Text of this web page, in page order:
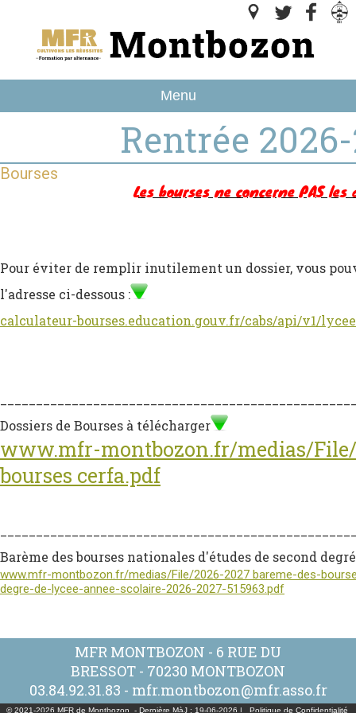
Menu
Rentrée
Bourses
Les bourses ne concerne PAS
Pour éviter de remplir inutilement un dossier, vous
l'adresse ci-dessous :
calculateur-bourses.education.gouv.fr/cabs/api/v1/
Dossiers de Bourses à télécharger
www.mfr-montbozon.fr/medias/File/
bourses cerfa.pdf
Barème des bourses nationales d'études de second
www.mfr-montbozon.fr/medias/File/2026-2027 bareme-des-
degre-de-lycee-annee-scolaire-2026-2027-515963.pdf
MFR MONTBOZON - 6 RUE DU
BRESSOT - 70230 MONTBOZON
03.84.92.31.83 - mfr.montbozon@mfr.asso.fr
© 2021-2026 MFR de Montbozon - Dernière MàJ : 19-06-2026 | Politique de Confidentialité